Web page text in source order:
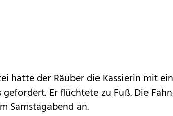
hatte der Räuber die Kassierin mit
gefordert. Er flüchtete zu Fuß. Die
Samstagabend an.